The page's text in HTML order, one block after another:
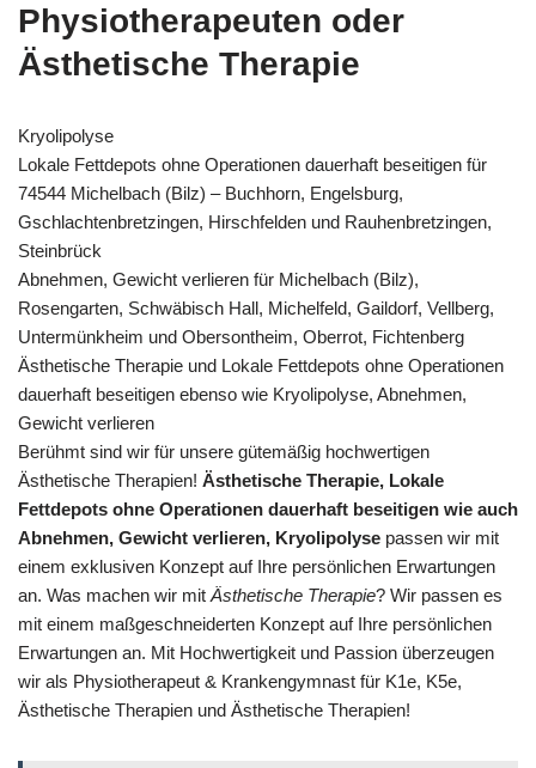
Physiotherapeuten oder
Ästhetische Therapie
Kryolipolyse
Lokale Fettdepots ohne Operationen dauerhaft beseitigen für
74544 Michelbach (Bilz) – Buchhorn, Engelsburg,
Gschlachtenbretzingen, Hirschfelden und Rauhenbretzingen,
Steinbrück
Abnehmen, Gewicht verlieren für Michelbach (Bilz),
Rosengarten, Schwäbisch Hall, Michelfeld, Gaildorf, Vellberg,
Untermünkheim und Obersontheim, Oberrot, Fichtenberg
Ästhetische Therapie und Lokale Fettdepots ohne Operationen
dauerhaft beseitigen ebenso wie Kryolipolyse, Abnehmen,
Gewicht verlieren
Berühmt sind wir für unsere gütemäßig hochwertigen
Ästhetische Therapien! Ästhetische Therapie, Lokale
Fettdepots ohne Operationen dauerhaft beseitigen wie auch
Abnehmen, Gewicht verlieren, Kryolipolyse passen wir mit
einem exklusiven Konzept auf Ihre persönlichen Erwartungen
an. Was machen wir mit Ästhetische Therapie? Wir passen es
mit einem maßgeschneiderten Konzept auf Ihre persönlichen
Erwartungen an. Mit Hochwertigkeit und Passion überzeugen
wir als Physiotherapeut & Krankengymnast für K1e, K5e,
Ästhetische Therapien und Ästhetische Therapien!